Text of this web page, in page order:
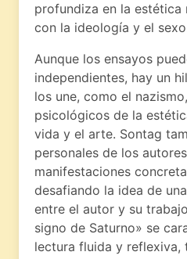
profundiza en la estética
con la ideología y el
Aunque los ensayos
independientes, hay un
los une, como el
psicológicos de la
vida y el arte. Sontag
personales de los
manifestaciones
desafiando la idea de
entre el autor y su
signo de Saturno» se
lectura fluida y reflexiva,